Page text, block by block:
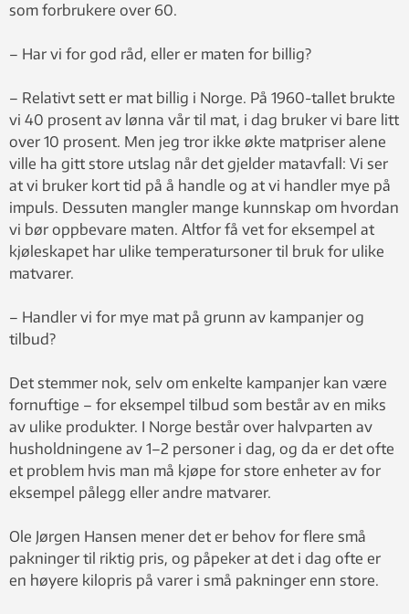
som forbrukere over 60.
– Har vi for god råd, eller er maten for billig?
– Relativt sett er mat billig i Norge. På 1960-tallet brukte
vi 40 prosent av lønna vår til mat, i dag bruker vi bare litt
over 10 prosent. Men jeg tror ikke økte matpriser alene
ville ha gitt store utslag når det gjelder matavfall: Vi ser
at vi bruker kort tid på å handle og at vi handler mye på
impuls. Dessuten mangler mange kunnskap om hvordan
vi bør oppbevare maten. Altfor få vet for eksempel at
kjøleskapet har ulike temperatursoner til bruk for ulike
matvarer.
– Handler vi for mye mat på grunn av kampanjer og
tilbud?
Det stemmer nok, selv om enkelte kampanjer kan være
fornuftige – for eksempel tilbud som består av en miks
av ulike produkter. I Norge består over halvparten av
husholdningene av 1–2 personer i dag, og da er det ofte
et problem hvis man må kjøpe for store enheter av for
eksempel pålegg eller andre matvarer.
Ole Jørgen Hansen mener det er behov for flere små
pakninger til riktig pris, og påpeker at det i dag ofte er
en høyere kilopris på varer i små pakninger enn store.